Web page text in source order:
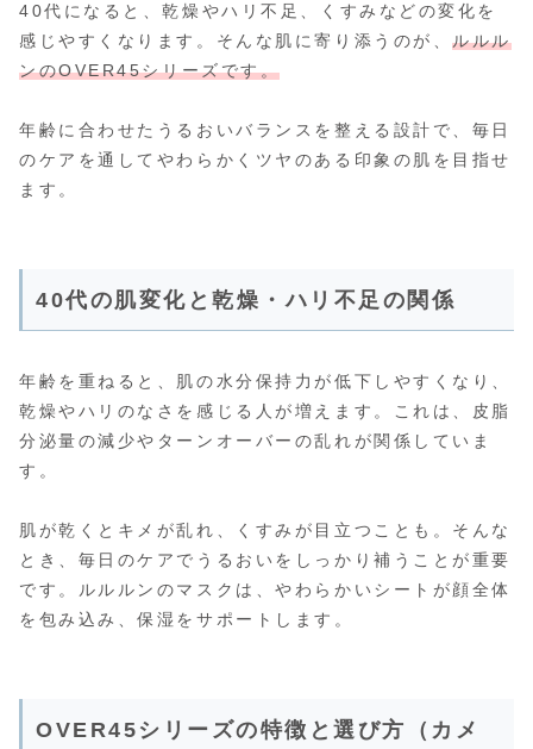
40代になると、乾燥やハリ不足、くすみなどの変化を
感じやすくなります。そんな肌に寄り添うのが、ルルル
ンのOVER45シリーズです。
年齢に合わせたうるおいバランスを整える設計で、毎日
のケアを通してやわらかくツヤのある印象の肌を目指せ
ます。
40代の肌変化と乾燥・ハリ不足の関係
年齢を重ねると、肌の水分保持力が低下しやすくなり、
乾燥やハリのなさを感じる人が増えます。これは、皮脂
分泌量の減少やターンオーバーの乱れが関係していま
す。
肌が乾くとキメが乱れ、くすみが目立つことも。そんな
とき、毎日のケアでうるおいをしっかり補うことが重要
です。ルルルンのマスクは、やわらかいシートが顔全体
を包み込み、保湿をサポートします。
OVER45シリーズの特徴と選び方（カメ